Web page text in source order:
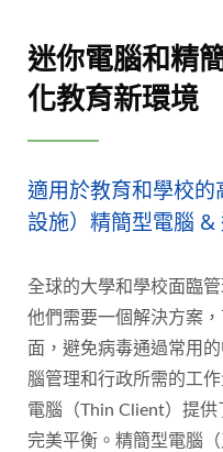
迷你電腦和精
化教育新環境
適用於教育和學校
設施）精簡型電腦 &
全球的大學和學校面臨
他們需要一個解決方案
面，避免病毒通過常用
腦管理和行政所需的工
電腦（Thin Client）提
完美平衡。精簡型電腦